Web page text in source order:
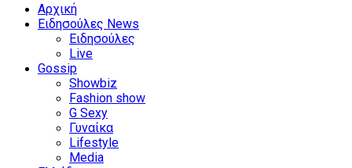
Αρχική
Ειδησούλες News
Ειδησούλες
Live
Gossip
Showbiz
Fashion show
G Sexy
Γυναίκα
Lifestyle
Media